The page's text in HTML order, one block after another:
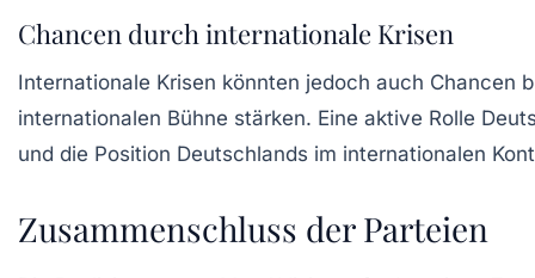
Chancen durch internationale Krisen
Internationale Krisen könnten jedoch auch Chancen
internationalen Bühne stärken. Eine aktive Rolle
und die Position Deutschlands im internationalen
Zusammenschluss der Parteien